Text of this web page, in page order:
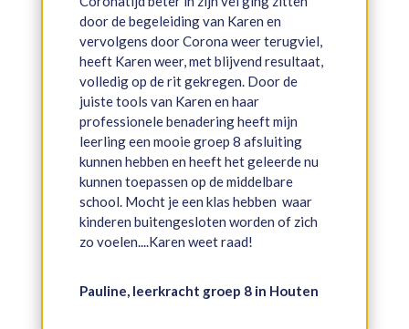
door de begeleiding van Karen en
vervolgens door Corona weer terugviel,
heeft Karen weer, met blijvend resultaat,
volledig op de rit gekregen. Door de
juiste tools van Karen en haar
professionele benadering heeft mijn
leerling een mooie groep 8 afsluiting
kunnen hebben en heeft het geleerde nu
kunnen toepassen op de middelbare
school. Mocht je een klas hebben waar
kinderen buitengesloten worden of zich
zo voelen....Karen weet raad!
Pauline, leerkracht groep 8 in Houten